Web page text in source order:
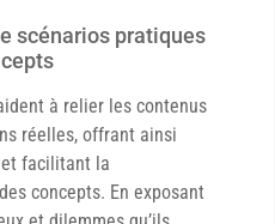
scénarios pratiques
à relier les contenus
réelles, offrant ainsi
facilitant la
concepts. En exposant